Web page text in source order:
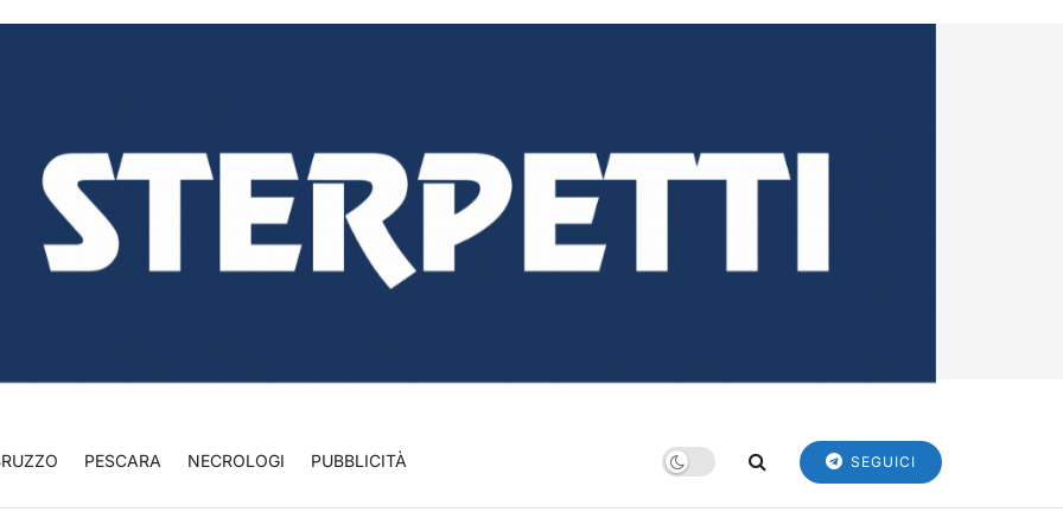
PESCARA NECROLOGI PUBBLICITÀ SEGUICI